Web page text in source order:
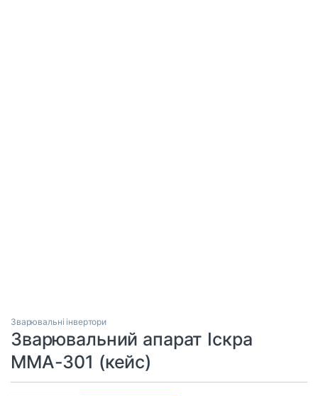
Зварювальні інвертори
Зварювальний апарат Іскра
MMA-301 (кейс)